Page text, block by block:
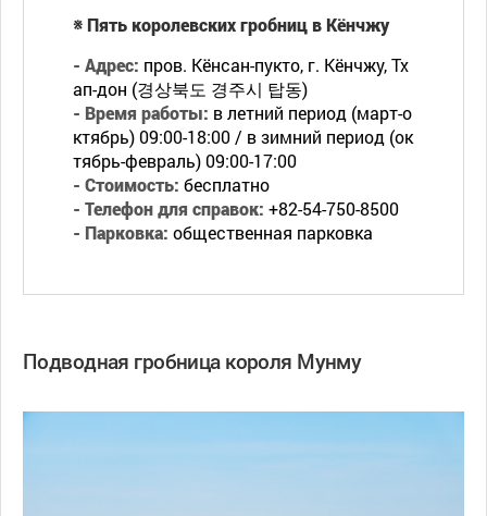
※ Пять королевских гробниц в Кёнчжу
- Адрес: пров. Кёнсан-пукто, г. Кёнчжу, Тх
ап-дон (경상북도 경주시 탑동)
- Время работы: в летний период (март-о
ктябрь) 09:00-18:00 / в зимний период (ок
тябрь-февраль) 09:00-17:00
- Стоимость: бесплатно
- Телефон для справок: +82-54-750-8500
- Парковка: общественная парковка
Подводная гробница короля Мунму